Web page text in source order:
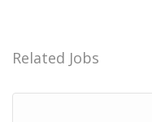
Related Jobs